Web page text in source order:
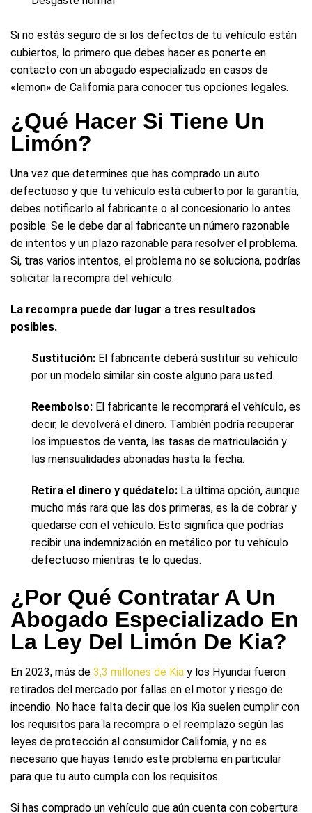
Si no estás seguro de si los defectos de tu vehículo están
cubiertos, lo primero que debes hacer es ponerte en
contacto con un abogado especializado en casos de
«lemon» de California para conocer tus opciones legales.
¿Qué Hacer Si Tiene Un
Limón?
Una vez que determines que has comprado un auto
defectuoso y que tu vehículo está cubierto por la garantía,
debes notificarlo al fabricante o al concesionario lo antes
posible. Se le debe dar al fabricante un número razonable
de intentos y un plazo razonable para resolver el problema.
Si, tras varios intentos, el problema no se soluciona, podrías
solicitar la recompra del vehículo.
La recompra puede dar lugar a tres resultados
posibles.
Sustitución: El fabricante deberá sustituir su vehículo
por un modelo similar sin coste alguno para usted.
Reembolso: El fabricante le recomprará el vehículo, es
decir, le devolverá el dinero. También podría recuperar
los impuestos de venta, las tasas de matriculación y
las mensualidades abonadas hasta la fecha.
Retira el dinero y quédatelo: La última opción, aunque
mucho más rara que las dos primeras, es la de cobrar y
quedarse con el vehículo. Esto significa que podrías
recibir una indemnización en metálico por tu vehículo
defectuoso mientras te lo quedas.
¿Por Qué Contratar A Un
Abogado Especializado En
La Ley Del Limón De Kia?
En 2023, más de 3,3 millones de Kia y los Hyundai fueron
retirados del mercado por fallas en el motor y riesgo de
incendio. No hace falta decir que los Kia suelen cumplir con
los requisitos para la recompra o el reemplazo según las
leyes de protección al consumidor California, y no es
necesario que hayas tenido este problema en particular
para que tu auto cumpla con los requisitos.
Si has comprado un vehículo que aún cuenta con cobertura